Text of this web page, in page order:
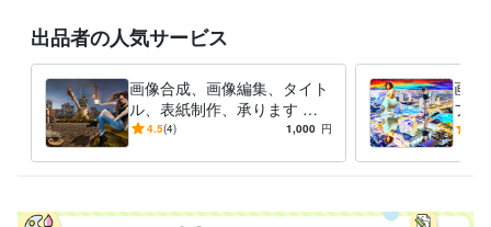
出品者の人気サービス
画像合成、画像編集、タイト
ル、表紙制作、承ります シ
ュールで異次元な世界の空間
4.5(4) 1,000 円
画像
フト
で、